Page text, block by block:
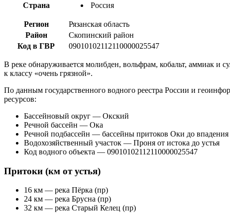
Страна Россия
Регион
Рязанская область
Район
Скопинский район
Код в ГВР
09010102112110000025547
В реке обнаруживается молибден, вольфрам, кобальт, аммиак и
к классу «очень грязной».
По данным государственного водного реестра России и
ресурсов:
Бассейновый округ — Окский
Речной бассейн — Ока
Речной подбассейн — бассейны притоков Оки до
Водохозяйственный участок — Проня от истока до устья
Код водного объекта — 09010102112110000025547
Притоки (км от устья)
16 км — река Пёрка (пр)
24 км — река Брусна (пр)
32 км — река Старый Келец (пр)